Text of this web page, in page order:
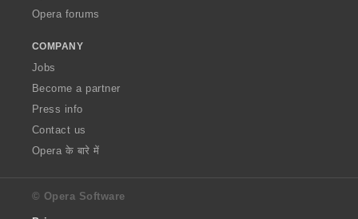
Opera forums
COMPANY
Jobs
Become a partner
Press info
Contact us
Opera के बारे में
© Opera Software